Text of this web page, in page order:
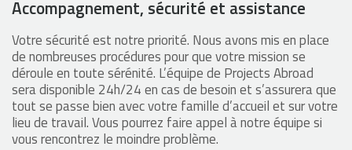
Accompagnement, sécurité et assistance
Votre sécurité est notre priorité. Nous avons mis en place
de nombreuses procédures pour que votre mission se
déroule en toute sérénité. L’équipe de Projects Abroad
sera disponible 24h/24 en cas de besoin et s’assurera que
tout se passe bien avec votre famille d’accueil et sur votre
lieu de travail. Vous pourrez faire appel à notre équipe si
vous rencontrez le moindre problème.